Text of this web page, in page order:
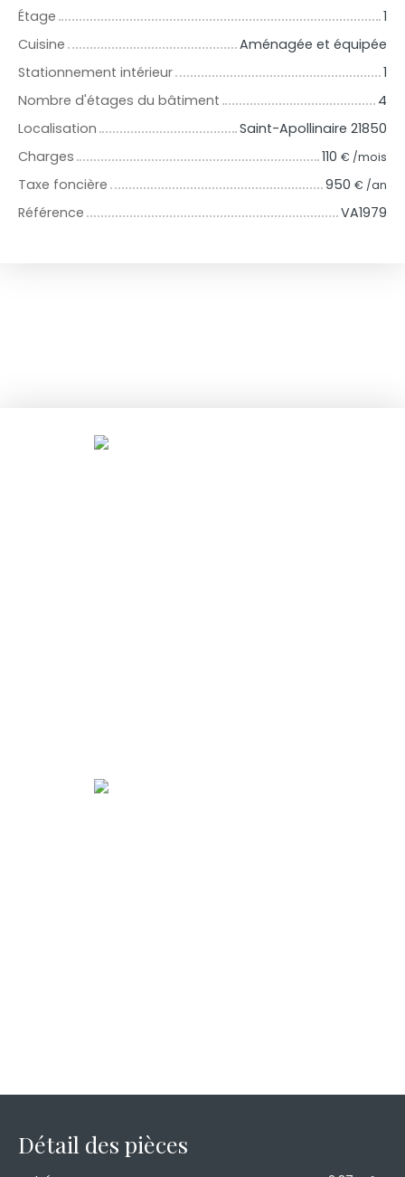
Étage
1
Cuisine
Aménagée et équipée
Stationnement intérieur
1
Nombre d'étages du bâtiment
4
Localisation
Saint-Apollinaire 21850
Charges
110 € /mois
Taxe foncière 950 € /an
Référence VA1979
Détail des pièces